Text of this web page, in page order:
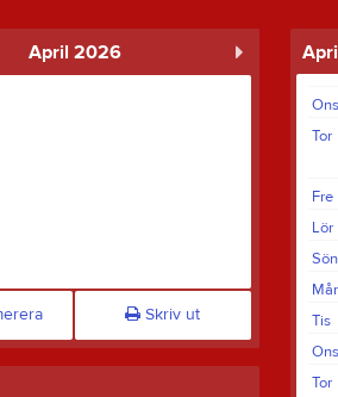
April 2026
Skriv ut
Ons
Tor
Fre
Lör
Sön
Tis
Ons
Tor